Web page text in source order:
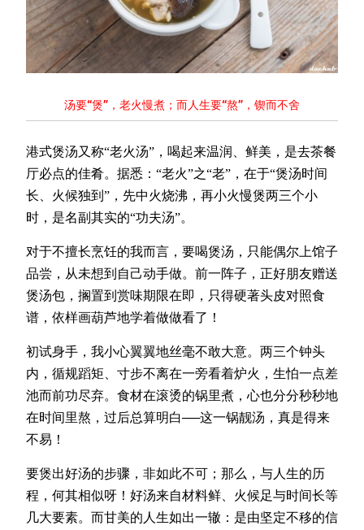
汤要“煲”，老火慢煮；而人生要“熬”，锲而不舍
港式煲汤又称“老火汤”，喝起来温润、鲜美，是去茶餐
厅必点的佳肴。据悉：“老火”之“老”，在于“煲汤时间
长、火候独到”，先中火烧沸，再小火慢煲两三个小
时，是名副其实的“功夫汤”。
对于不擅长烹饪的我而言，要喝煲汤，只能偶尔上馆子
品尝，从未想到自己动手做。前一阵子，正好朋友赠送
煲汤包，搁置到赏味期限在即，只得硬著头皮对照食
谱，依样画葫芦地学着做做看了！
初试身手，我小心翼翼地丝毫不敢大意。两三个钟头
内，循规蹈矩、寸步不离在一旁看着炉火，生怕一点差
池而前功尽弃。食材在滚烫的锅里煮，心也分分秒秒地
在时间里熬，过后总算明白──这一锅靓汤，真是得来
不易！
要煲出好汤的步骤，非如此不可；那么，与人生的历
程，何其相似呀！好汤来自材料鲜、火候足与时间长等
几大要素。而甘美的人生如出一辙：是由坚定不移的信